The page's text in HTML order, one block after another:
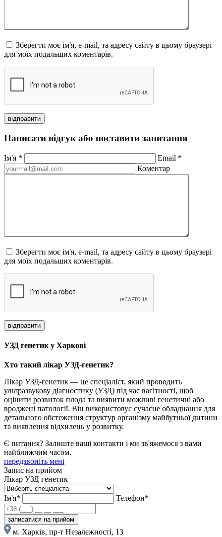
Зберегти моє ім'я, e-mail, та адресу сайту в цьому браузері
для моїх подальших коментарів.
відправити
Написати відгук або поставити запитання
Ім'я * Email *
Коментар
Зберегти моє ім'я, e-mail, та адресу сайту в цьому браузері
для моїх подальших коментарів.
відправити
УЗД генетик у Харкові
Хто такий лікар УЗД-генетик?
Лікар УЗД-генетик — це спеціаліст, який проводить
ультразвукову діагностику (УЗД) під час вагітності, щоб
оцінити розвиток плода та виявити можливі генетичні або
вроджені патології. Він використовує сучасне обладнання для
детального обстеження структур організму майбутньої дитини
та виявлення відхилень у розвитку.
Є питання? Залиште ваші контакти і ми зв'яжемося з вами
найближчим часом.
передзвоніть мені
Запис на прийом
Лікар УЗД генетик
Ім'я* Телефон*
записатися на прийом
м. Харків, пр-т Незалежності, 13